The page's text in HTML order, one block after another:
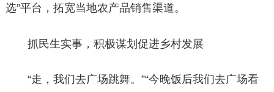
选”平台，拓宽当地农产品销售渠道。
抓民生实事，积极谋划促进乡村发展
“走，我们去广场跳舞。”“今晚饭后我们去广场看